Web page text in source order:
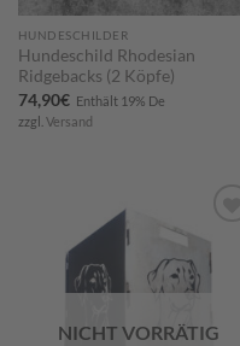
HUNDESCHILDER
Hundeschild Rhodesian
Ridgebacks (2 Köpfe)
74,90€ Enthält 19% De
zzgl. Versand
Merkzettel
hinzufügen
NICHT VORRÄTIG